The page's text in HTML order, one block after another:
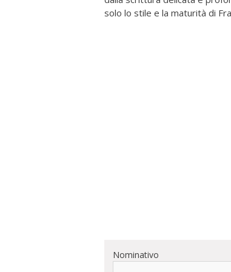
solo lo stile e la maturità di
Nominativo